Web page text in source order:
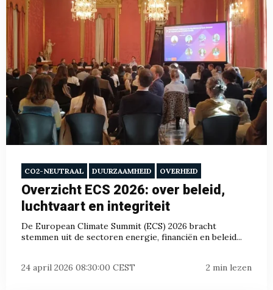
CO2-NEUTRAAL DUURZAAMHEID OVERHEID
Overzicht ECS 2026: over beleid,
luchtvaart en integriteit
De European Climate Summit (ECS) 2026 bracht
stemmen uit de sectoren energie, financiën en beleid...
24 april 2026 08:30:00 CEST 2 min lezen